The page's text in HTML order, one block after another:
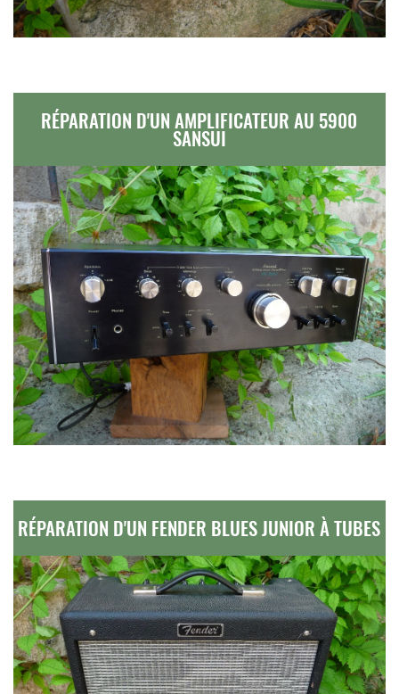
RÉPARATION D'UN AMPLIFICATEUR AU 5900
SANSUI
RÉPARATION D'UN FENDER BLUES JUNIOR À TUBES